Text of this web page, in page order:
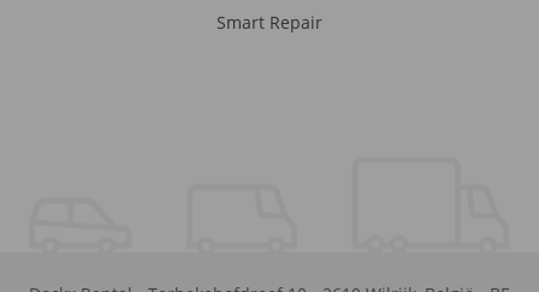
Smart Repair